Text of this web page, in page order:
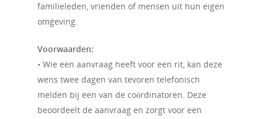
familieleden, vrienden of mensen uit hun eigen
omgeving.
Voorwaarden:
• Wie een aanvraag heeft voor een rit, kan deze
wens twee dagen van tevoren telefonisch
melden bij een van de coördinatoren. Deze
beoordeelt de aanvraag en zorgt voor een
Home
Country-line dance
Eetpunt
Bestuur
AutoMaatje
vervoersservice